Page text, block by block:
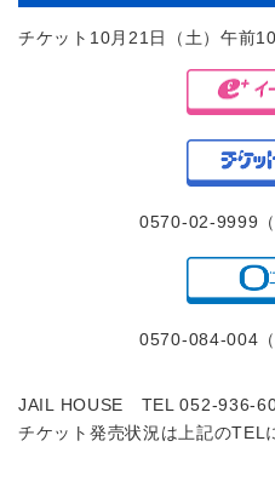
チケット10月21日（土）午前
0570-02-9999
0570-084-004
JAIL HOUSE TEL 052-936-
チケット発売状況は上記のTEL